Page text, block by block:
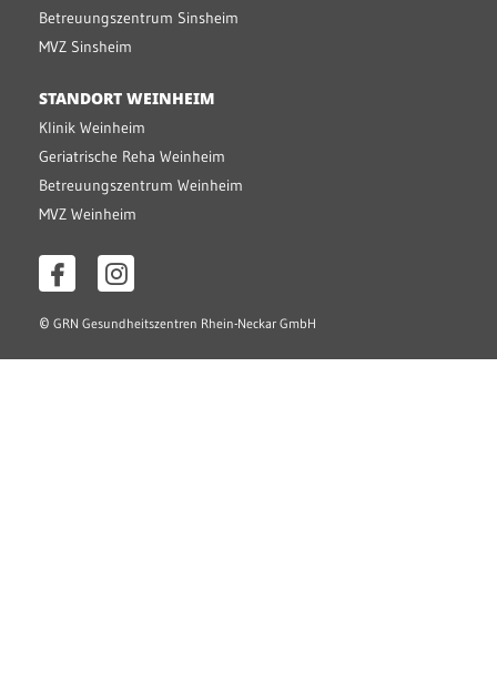
Betreuungszentrum Sinsheim
MVZ Sinsheim
STANDORT WEINHEIM
Klinik Weinheim
Geriatrische Reha Weinheim
Betreuungszentrum Weinheim
MVZ Weinheim
© GRN Gesundheitszentren Rhein-Neckar GmbH